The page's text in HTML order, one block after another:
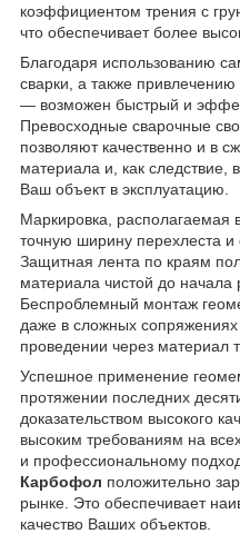
коэффициентом трения с
что обеспечивает более
Благодаря использованию
сварки, а также
— возможен быстрый и
Превосходные сварочные
позволяют качественно и в
материала и, как следствие,
Ваш объект в эксплуатацию.
Маркировка, располагаемая
точную ширину перехлеста и
Защитная лента по краям
материала чистой до начала
Беспроблемный монтаж
даже в сложных сопряжениях
проведении через материал
Успешное применение
протяжении последних
доказательством высокого
высоким требованиям на
и профессиональному
Карбофол положительно
рынке. Это обеспечивает
качество Ваших объектов.